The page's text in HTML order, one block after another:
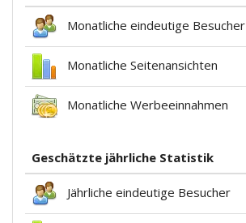
Monatliche eindeutige Besucher
Monatliche Seitenansichten
Monatliche Werbeeinnahmen
Geschätzte jährliche Statistik
Jährliche eindeutige Besucher